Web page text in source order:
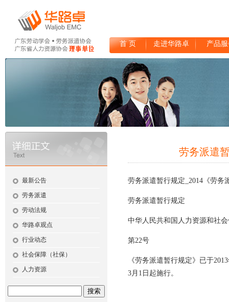
首 页 走进华路卓 产品
最新公告
劳务派遣
劳动法规
华路卓观点
行业动态
社会保障（社保）
人力资源
劳务派遣
劳务派遣暂行规定_2014《劳务
劳务派遣暂行规定
中华人民共和国人力资源和社
第22号
《劳务派遣暂行规定》已于
3月1日起施行。